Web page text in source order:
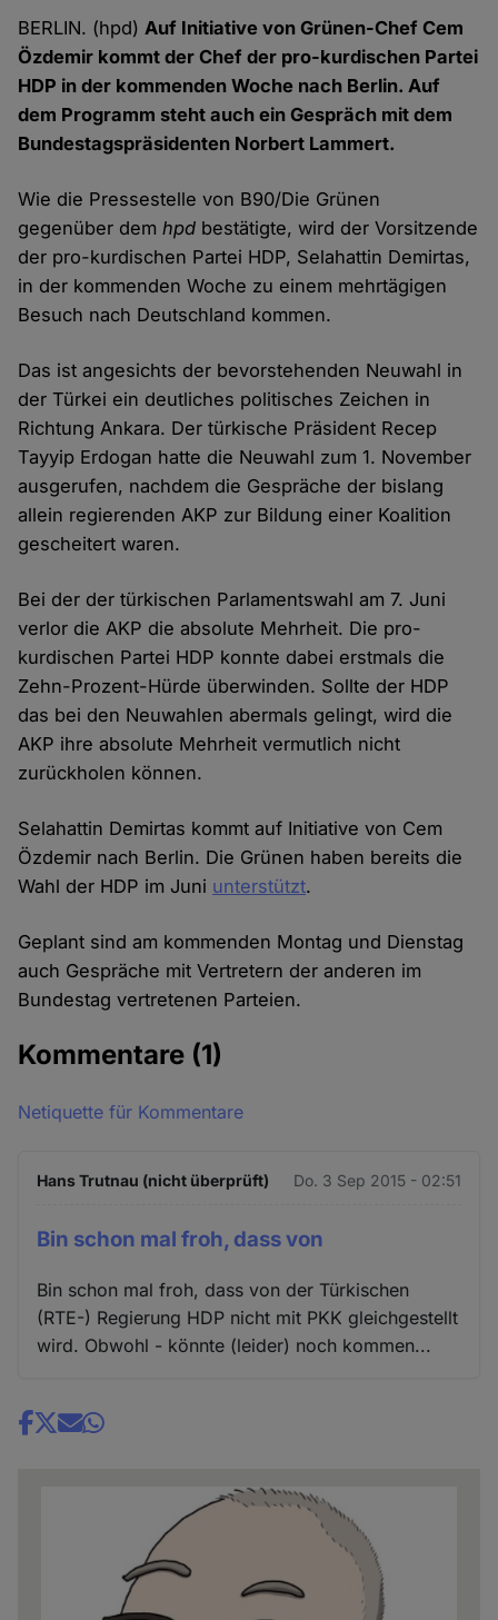
BERLIN. (hpd)Auf Initiative von Grünen-Chef Cem
Özdemir kommt der Chef der pro-kurdischen Partei
HDP in der kommenden Woche nach Berlin. Auf
dem Programm steht auch ein Gespräch mit dem
Bundestagspräsidenten Norbert Lammert.
Wie die Pressestelle von B90/Die Grünen
gegenüber demhpd bestätigte, wird der Vorsitzende
der pro-kurdischen Partei HDP, Selahattin Demirtas,
in der kommenden Woche zu einem mehrtägigen
Besuch nach Deutschland kommen.
Das ist angesichts der bevorstehenden Neuwahl in
der Türkei ein deutliches politisches Zeichen in
Richtung Ankara. Der türkische Präsident Recep
Tayyip Erdogan hatte die Neuwahl zum 1. November
ausgerufen, nachdem die Gespräche der bislang
allein regierenden AKP zur Bildung einer Koalition
gescheitert waren.
Bei der der türkischen Parlamentswahl am 7. Juni
verlor die AKP die absolute Mehrheit. Die pro-
kurdischen Partei HDP konnte dabei erstmals die
Zehn-Prozent-Hürde überwinden. Sollte der HDP
das bei den Neuwahlen abermals gelingt, wird die
AKP ihre absolute Mehrheit vermutlich nicht
zurückholen können.
Selahattin Demirtas kommt auf Initiative von Cem
Özdemir nach Berlin. Die Grünen haben bereits die
Wahl der HDP im Juni unterstützt.
Geplant sind am kommenden Montag und Dienstag
auch Gespräche mit Vertretern der anderen im
Bundestag vertretenen Parteien.
Kommentare (1)
Netiquette für Kommentare
Hans Trutnau (nicht überprüft) Do. 3 Sep 2015 - 02:51
Bin schon mal froh, dass von
Bin schon mal froh, dass von der Türkischen
(RTE-) Regierung HDP nicht mit PKK gleichgestellt
wird. Obwohl - könnte (leider) noch kommen...
Share